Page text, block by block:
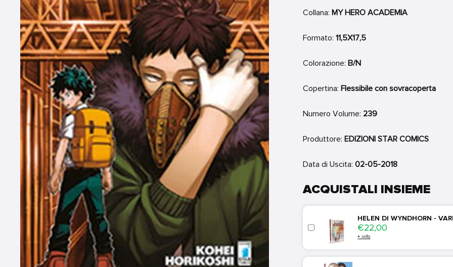
Collana: MY HERO ACADEMIA
Formato:11,5X17,5
Colorazione: B/N
Copertina: Flessibile con sovracoperta
Numero Volume: 239
Produttore: EDIZIONI STAR COMICS
Data di Uscita:02-05-2018
ACQUISTALI INSIEME
HELEN DI WYNDHORN -
Price
€22,00
+ info